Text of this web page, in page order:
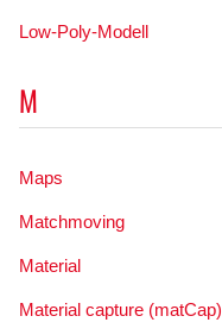
Low-Poly-Modell
M
Maps
Matchmoving
Material
Material capture (matCap)